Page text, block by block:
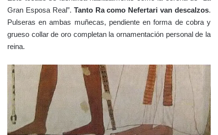
Gran Esposa Real”. Tanto Ra como Nefertari van descalzos.
Pulseras en ambas muñecas, pendiente en forma de cobra y
grueso collar de oro completan la ornamentación personal de la
reina.